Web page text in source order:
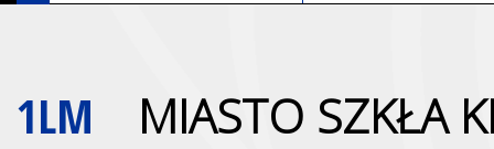
1LM MIASTO SZKŁA